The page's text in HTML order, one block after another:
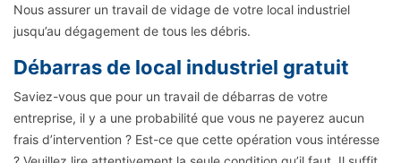
Nous assurer un travail de vidage de votre local industriel
jusqu’au dégagement de tous les débris.
Débarras de local industriel gratuit
Saviez-vous que pour un travail de débarras de votre
entreprise, il y a une probabilité que vous ne payerez aucun
frais d’intervention ? Est-ce que cette opération vous intéresse